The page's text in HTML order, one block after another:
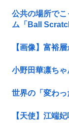
公共の場所で
ム「Ball
【画像】富裕
小野田華凛ち
世界の「変わっ
【天使】江端